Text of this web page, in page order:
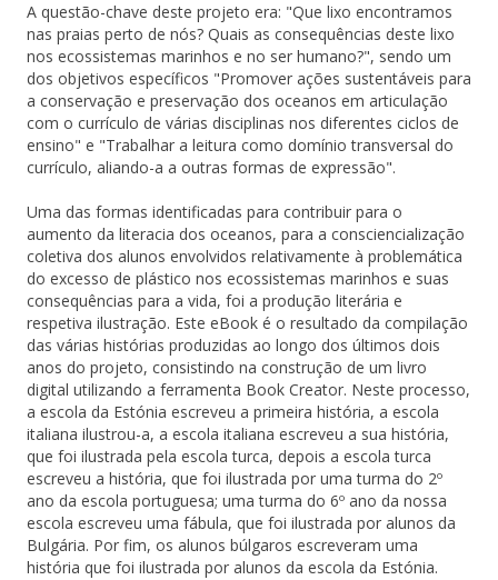
A questão-chave deste projeto era: "Que lixo encontramos
nas praias perto de nós? Quais as consequências deste lixo
nos ecossistemas marinhos e no ser humano?", sendo um
dos objetivos específicos "Promover ações sustentáveis para
a conservação e preservação dos oceanos em articulação
com o currículo de várias disciplinas nos diferentes ciclos de
ensino" e "Trabalhar a leitura como domínio transversal do
currículo, aliando-a a outras formas de expressão".
Uma das formas identificadas para contribuir para o
aumento da literacia dos oceanos, para a consciencialização
coletiva dos alunos envolvidos relativamente à problemática
do excesso de plástico nos ecossistemas marinhos e suas
consequências para a vida, foi a produção literária e
respetiva ilustração. Este eBook é o resultado da compilação
das várias histórias produzidas ao longo dos últimos dois
anos do projeto, consistindo na construção de um livro
digital utilizando a ferramenta Book Creator. Neste processo,
a escola da Estónia escreveu a primeira história, a escola
italiana ilustrou-a, a escola italiana escreveu a sua história,
que foi ilustrada pela escola turca, depois a escola turca
escreveu a história, que foi ilustrada por uma turma do 2º
ano da escola portuguesa; uma turma do 6º ano da nossa
escola escreveu uma fábula, que foi ilustrada por alunos da
Bulgária. Por fim, os alunos búlgaros escreveram uma
história que foi ilustrada por alunos da escola da Estónia.